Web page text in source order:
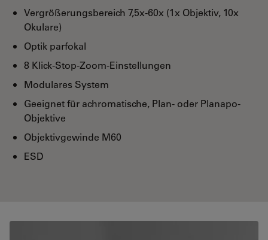
Vergrößerungsbereich 7,5x‑60x (1x Objektiv, 10x
Okulare)
Optik parfokal
8 Klick-Stop-Zoom-Einstellungen
Modulares System
Geeignet für achromatische, Plan- oder Planapo-
Objektive
Objektivgewinde M60
ESD